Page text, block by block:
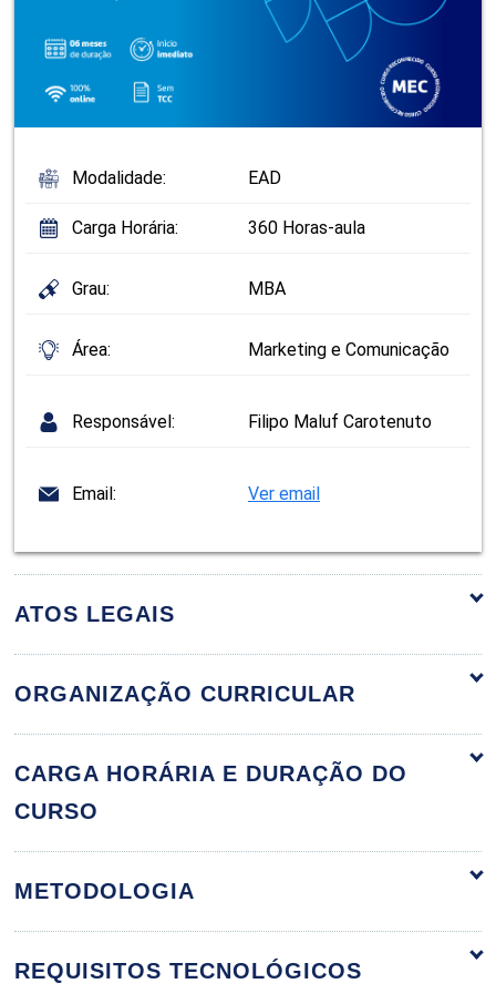
Modalidade: EAD
Carga Horária: 360 Horas-aula
Grau: MBA
Área: Marketing e Comunicação
Responsável: Filipo Maluf Carotenuto
Email: Ver email
ATOS LEGAIS
ORGANIZAÇÃO CURRICULAR
da Marca
Design Thinking na Construção de
Marca
CARGA HORÁRIA E DURAÇÃO DO
CURSO
METODOLOGIA
REQUISITOS TECNOLÓGICOS